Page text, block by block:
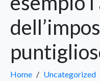
Home
Uncategorized